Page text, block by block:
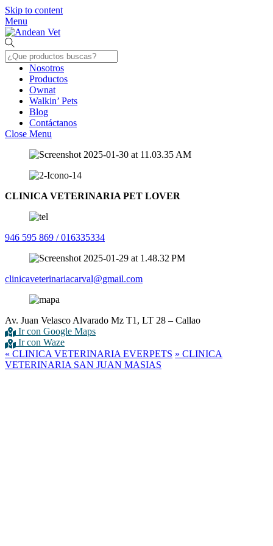
Skip to content
Menu
Nosotros
Productos
Ownat
Walkin’ Pets
Blog
Contáctanos
Close Menu
CLINICA VETERINARIA PET LOVER
946 595 869 / 016335334
clinicaveterinariacarval@gmail.com
Av. Juan Velasco Alvarado Mz T1, LT 28 – Callao
Ir con Google Maps
Ir con Waze
« CLINICA VETERINARIA EVERPETS » CLINICA
VETERINARIA SAN JUAN MASIAS